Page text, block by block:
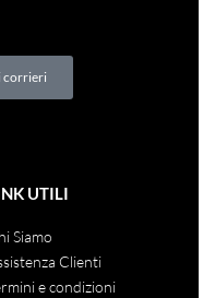
corrieri
UTILI
Siamo
Clienti
e condizioni